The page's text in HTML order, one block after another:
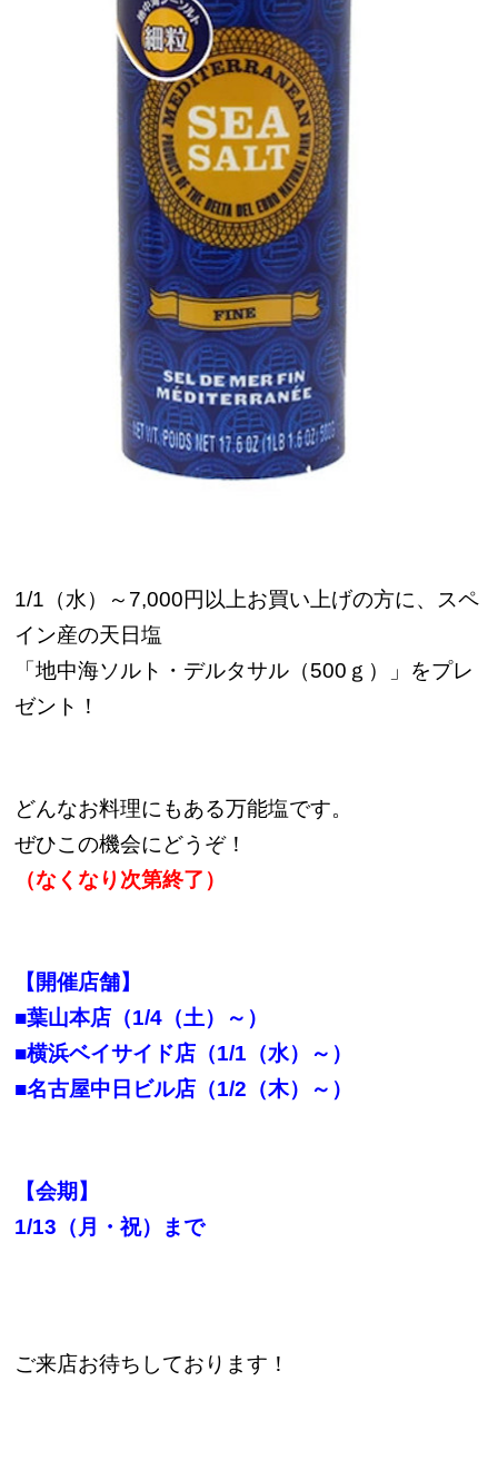
1/1（水）～7,000円以上お買い上げの方に、スペ
イン産の天日塩
「地中海ソルト・デルタサル（500ｇ）」をプレ
ゼント！
どんなお料理にもある万能塩です。
ぜひこの機会にどうぞ！
（なくなり次第終了）
【開催店舗】
■葉山本店（1/4（土）～）
■横浜ベイサイド店（1/1（水）～）
■名古屋中日ビル店（1/2（木）～）
【会期】
1/13（月・祝）まで
ご来店お待ちしております！